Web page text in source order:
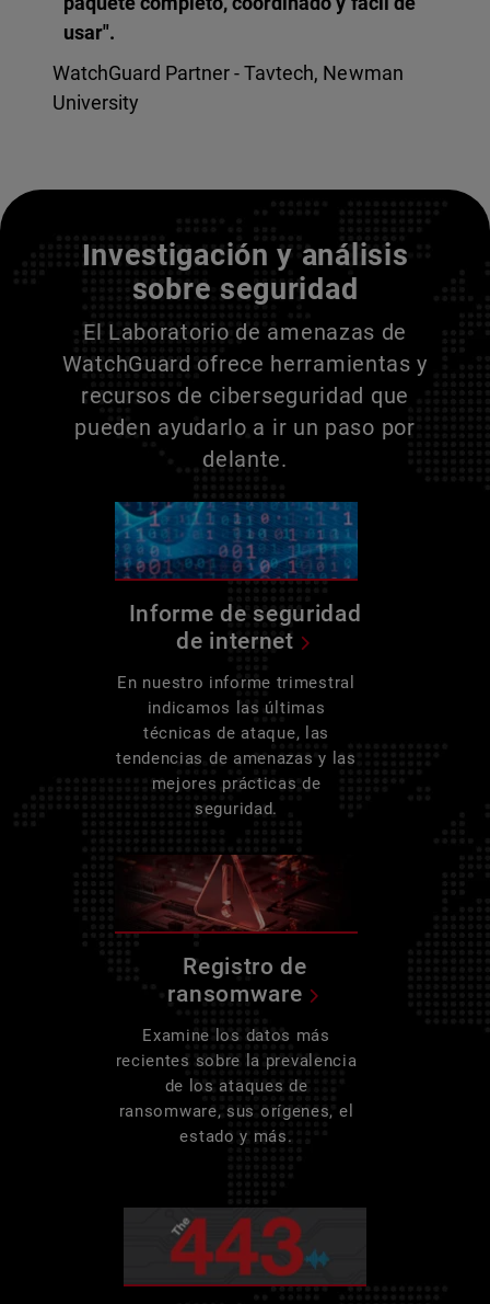
usar".
WatchGuard Partner - Tavtech, Newman
University
Investigación y análisis
sobre seguridad
El Laboratorio de amenazas de
WatchGuard ofrece herramientas y
recursos de ciberseguridad que
pueden ayudarlo a ir un paso por
delante.
Informe de seguridad
de internet
En nuestro informe trimestral
indicamos las últimas
técnicas de ataque, las
tendencias de amenazas y las
mejores prácticas de
seguridad.
Registro de
ransomware
Examine los datos más
recientes sobre la prevalencia
de los ataques de
ransomware, sus orígenes, el
estado y más.